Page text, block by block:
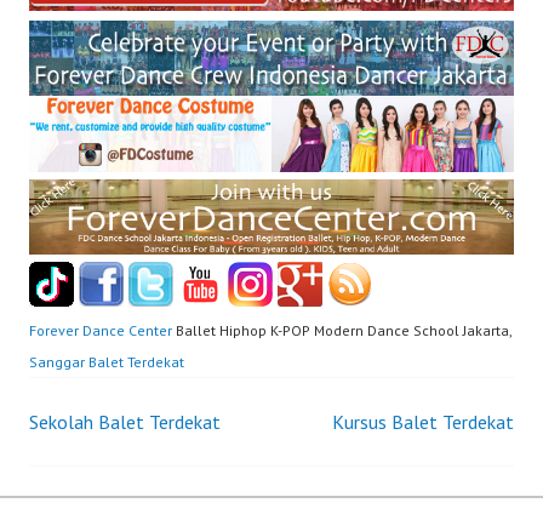
Forever Dance Center Ballet Hiphop K-POP Modern Dance School Jakarta,
Sanggar Balet Terdekat
Post
navigation
Sekolah Balet Terdekat Kursus Balet Terdekat